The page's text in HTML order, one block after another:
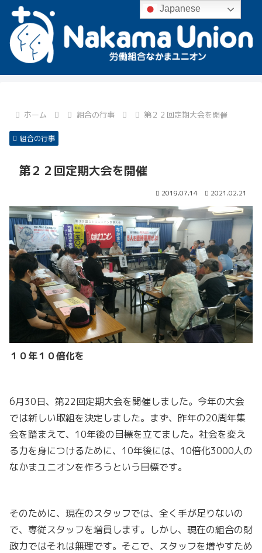
ホーム 組合の行事 第２２回定期大会を開催
組合の行事
第２２回定期大会を開催
2019.07.14 2021.02.21
１０年１０倍化を
6月30日、第22回定期大会を開催しました。今年の大会
では新しい取組を決定しました。まず、昨年の20周年集
会を踏まえて、10年後の目標を立てました。社会を変え
る力を身につけるために、10年後には、10倍化3000人の
なかまユニオンを作ろうという目標です。
そのために、現在のスタッフでは、全く手が足りないの
で、専従スタッフを増員します。しかし、現在の組合の財
政力ではそれは無理です。そこで、スタッフを増やすため
Japanese